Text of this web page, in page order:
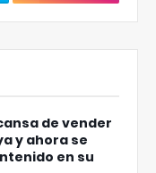
de vender
y ahora se
en su